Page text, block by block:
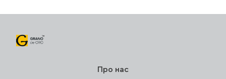
Про нас